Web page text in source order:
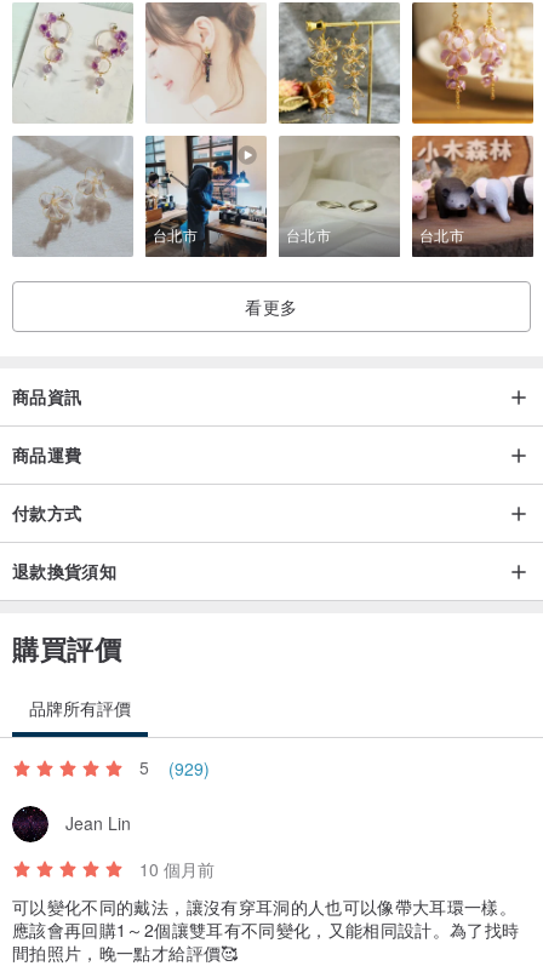
台北市 台北市 台北市
看更多
商品資訊
商品運費
付款方式
退款換貨須知
購買評價
品牌所有評價
5 (929)
Jean Lin
10 個月前
可以變化不同的戴法，讓沒有穿耳洞的人也可以像帶大耳環一樣。
應該會再回購1～2個讓雙耳有不同變化，又能相同設計。為了找時
間拍照片，晚一點才給評價🥰